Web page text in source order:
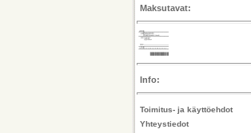
Maksutavat:
Info:
Toimitus- ja käyttöehdot
Yhteystiedot